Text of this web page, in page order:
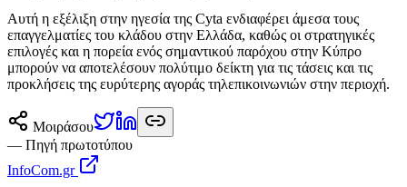
Αυτή η εξέλιξη στην ηγεσία της Cyta ενδιαφέρει άμεσα τους
επαγγελματίες του κλάδου στην Ελλάδα, καθώς οι στρατηγικές
επιλογές και η πορεία ενός σημαντικού παρόχου στην Κύπρο
μπορούν να αποτελέσουν πολύτιμο δείκτη για τις τάσεις και τις
προκλήσεις της ευρύτερης αγοράς τηλεπικοινωνιών στην περιοχή.
Μοιράσου
— Πηγή πρωτοτύπου
InfoCom.gr